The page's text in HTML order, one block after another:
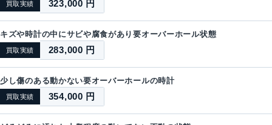
買取実績 323,000 円
キズや時計の中にサビや腐食があり要オーバーホール状態
買取実績 283,000 円
少し傷のある動かない要オーバーホールの時計
買取実績 354,000 円